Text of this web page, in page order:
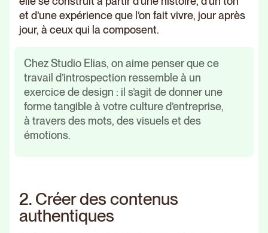
et d’une expérience que l’on fait vivre, jour après
jour, à ceux qui la composent.
Chez Studio Elias, on aime penser que ce
travail d’introspection ressemble à un
exercice de design : il s’agit de donner une
forme tangible à votre culture d’entreprise,
à travers des mots, des visuels et des
émotions.
2. Créer des contenus
authentiques